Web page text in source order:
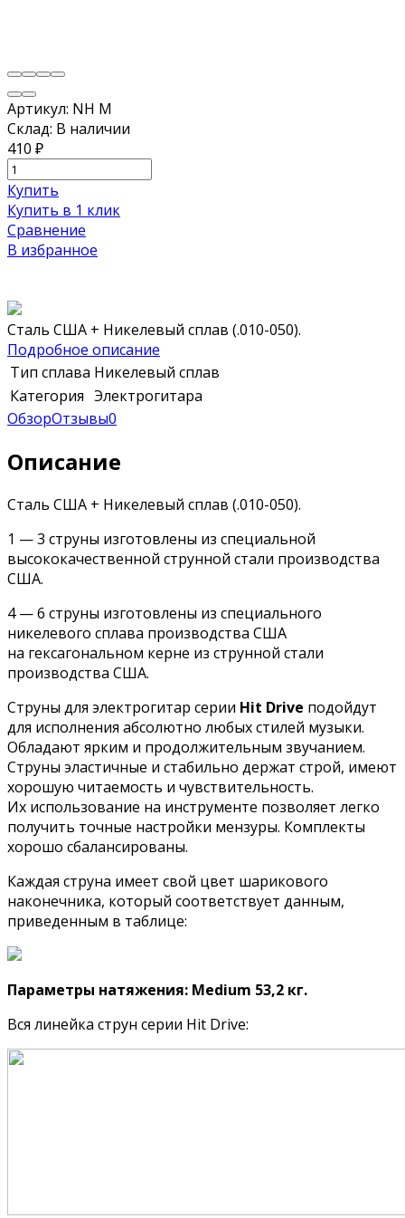
Артикул: NH M
Склад: В наличии
410 ₽
Купить
Купить в 1 клик
Сравнение
В избранное
Сталь США + Никелевый сплав (.010-050).
Подробное описание
Тип сплава Никелевый сплав
Категория Электрогитара
ОбзорОтзывы0
Описание
Сталь США + Никелевый сплав (.010-050).
1 — 3 струны изготовлены из специальной
высококачественной струнной стали производства
США.
4 — 6 струны изготовлены из специального
никелевого сплава производства США
на гексагональном керне из струнной стали
производства США.
Струны для электрогитар серии Hit Drive подойдут
для исполнения абсолютно любых стилей музыки.
Обладают ярким и продолжительным звучанием.
Струны эластичные и стабильно держат строй, имеют
хорошую читаемость и чувствительность.
Их использование на инструменте позволяет легко
получить точные настройки мензуры. Комплекты
хорошо сбалансированы.
Каждая струна имеет свой цвет шарикового
наконечника, который соответствует данным,
приведенным в таблице:
Параметры натяжения: Medium 53,2 кг.
Вся линейка струн серии Hit Drive: